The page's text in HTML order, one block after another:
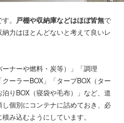
。 戸棚や収納庫などはほぼ皆無で
力はほとんどないと考えて良いレ
ナーや燃料・炭等）」「調理
ーラーBOX」「タープBOX（ター
りBOX（寝袋や毛布）」など、道
個別にコンテナに詰めておき、必
み込むようにしています。